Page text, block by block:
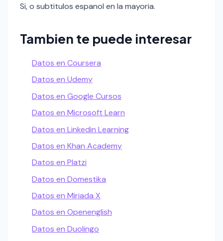
Si, o subtitulos espanol en la mayoria.
Tambien te puede interesar
Datos en Coursera
Datos en Udemy
Datos en Google Cursos
Datos en Microsoft Learn
Datos en Linkedin Learning
Datos en Khan Academy
Datos en Platzi
Datos en Domestika
Datos en Miriada X
Datos en Openenglish
Datos en Duolingo